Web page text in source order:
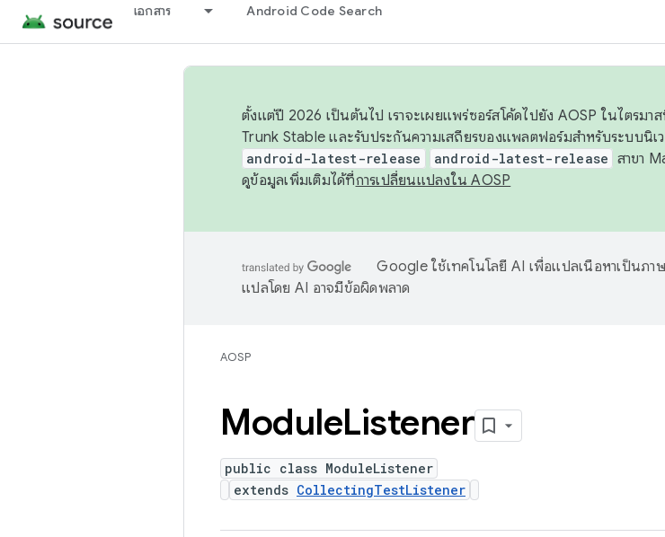
เอกสาร Android Code Search
ตั้งแต่ปี 2026 เป็นต้นไป เราจะเผยแพร่ซอร์สโค้ดไปยัง AOSP ในไตรม
Trunk Stable และรับประกันความเสถียรของแพลตฟอร์มสำหรับระบบนิเ
android-latest-release android-latest-release สาขา
ดูข้อมูลเพิ่มเติมได้ที่การเปลี่ยนแปลงใน AOSP
Google ใช้เทคโนโลยี AI เพื่อแปลเนื้อหาเป็นภา
แปลโดย AI อาจมีข้อผิดพลาด
AOSP
ModuleListener
public class ModuleListener
extends CollectingTestListener